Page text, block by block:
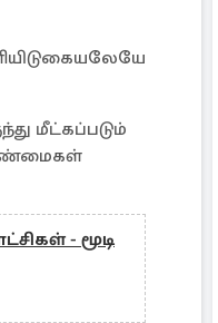
மீட்கப்படும்
உண்மைகள்
- மூடி